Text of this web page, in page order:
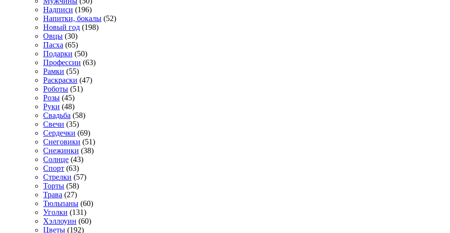
Надписи (196)
Напитки, бокалы (52)
Новый год (198)
Овцы (30)
Пасха (65)
Подарки (50)
Профессии (63)
Рамки (55)
Раскраски (47)
Роботы (51)
Розы (45)
Руки (48)
Свадьба (58)
Свечи (35)
Сердечки (69)
Снеговики (51)
Снежинки (38)
Солнце (43)
Спорт (63)
Стрелки (57)
Торты (58)
Трава (27)
Тюльпаны (60)
Уголки (131)
Хэллоуин (60)
Цветы (192)